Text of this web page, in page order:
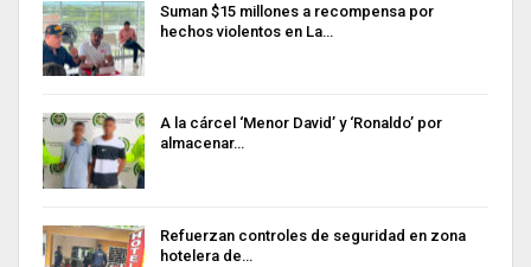
Suman $15 millones a recompensa por
hechos violentos en La…
A la cárcel ‘Menor David’ y ‘Ronaldo’ por
almacenar…
Refuerzan controles de seguridad en zona
hotelera de…